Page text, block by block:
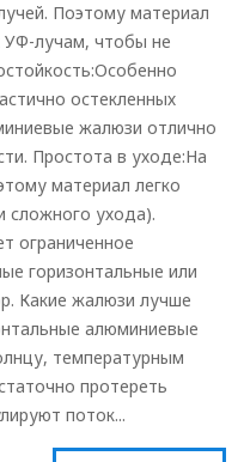
Поэтому материал
лучам, чтобы не
остекленных
жалюзи отлично
Простота в уходе:На
материал легко
сложного ухода).
ограниченное
горизонтальные или
Какие жалюзи лучше
алюминиевые
температурным
протереть
поток...